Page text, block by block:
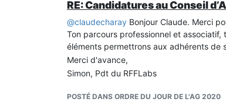
RE: Candidatures au Conseil
@claudecharay Bonjour Claude. Merci
Ton parcours professionnel et
éléments permettrons aux adhérents de
Merci d'avance,
Simon, Pdt du RFFLabs
POSTÉ DANS ORDRE DU JOUR DE L'AG 2020